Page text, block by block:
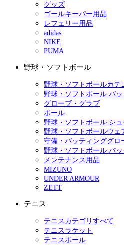
グッズ
ゴールキーパー用品
レフェリー用品
adidas
NIKE
PUMA
野球・ソフトボール
野球・ソフトボールカテ
野球・ソフトボール バッ
グローブ・グラブ
ボール
野球・ソフトボール シュ
野球・ソフトボールウェ
守備・バッティンググロ
野球・ソフトボール バッ
メンテナンス用品
MIZUNO
UNDER ARMOUR
ZETT
テニス
テニスカテゴリすべて
テニスラケット
テニスボール